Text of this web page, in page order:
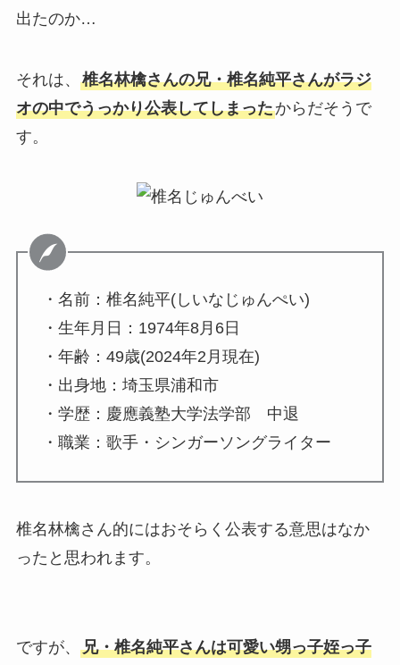
出たのか…
それは、 椎名林檎さんの兄・椎名純平さんがラジ
オの中でうっかり公表してしまったからだそうで
す。
・名前：椎名純平(しいなじゅんぺい)
・生年月日：1974年8月6日
・年齢：49歳(2024年2月現在)
・出身地：埼玉県浦和市
・学歴：慶應義塾大学法学部 中退
・職業：歌手・シンガーソングライター
椎名林檎さん的にはおそらく公表する意思はなか
ったと思われます。
ですが、 兄・椎名純平さんは可愛い甥っ子姪っ子